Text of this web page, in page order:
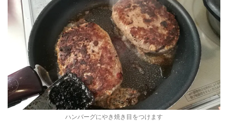
ハンバーグにやき焼き目をつけます